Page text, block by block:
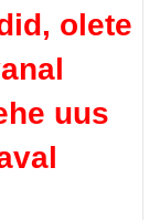
olete
uus